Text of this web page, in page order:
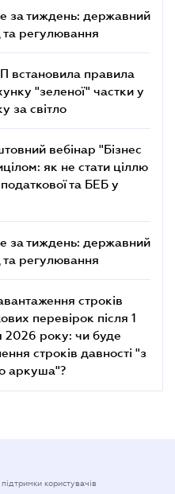
за тиждень: державний
та регулювання
встановила правила
"зеленої" частки у
за світло
вебінар "Бізнес
як не стати ціллю
та БЕБ у
за тиждень: державний
та регулювання
строків
перевірок після 1
2026 року: чи буде
строків давності "з
аркуша"?
користувачів